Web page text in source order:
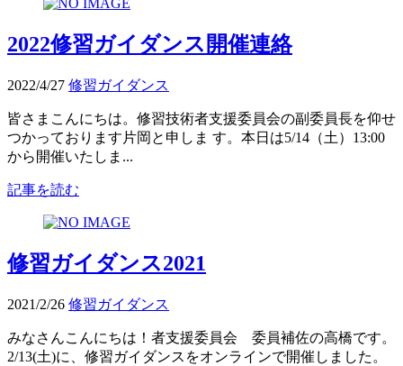
2022修習ガイダンス開催連絡
2022/4/27 修習ガイダンス
皆さまこんにちは。修習技術者支援委員会の副委員長を仰せ
つかっております片岡と申しま す。本日は5/14（土）13:00
から開催いたしま...
記事を読む
修習ガイダンス2021
2021/2/26 修習ガイダンス
みなさんこんにちは！者支援委員会 委員補佐の高橋です。
2/13(土)に、修習ガイダンスをオンラインで開催しました。